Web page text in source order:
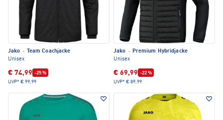
Jako ·
Team Coachjacke
Unisex
€ 74,99 -25 %
UVP* € 99,99
Jako · Premium Hybridjacke
Unisex
€ 69,99 -22 %
UVP* € 89,99